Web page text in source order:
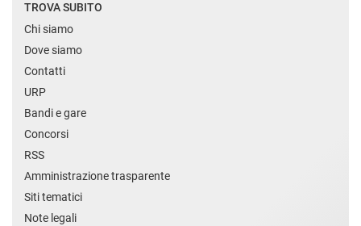
TROVA SUBITO
Chi siamo
Dove siamo
Contatti
URP
Bandi e gare
Concorsi
RSS
Amministrazione trasparente
Siti tematici
Note legali